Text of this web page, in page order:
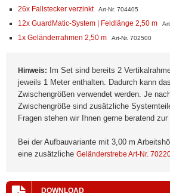
26x Fallstecker verzinkt Art-Nr. 704405
12x GuardMatic-System | Feldlänge 2,50 m
1x Geländerrahmen 2,50 m Art-Nr. 702500
Hinweis:
Im Set sind bereits 2
jeweils 1 Meter enthalten. Dadurch kann
Zwischengrößen verwendet werden. Je
Zwischengröße sind zusätzliche
Fragen stehen wir Ihnen gerne beratend zur
Bei der Aufbauvariante mit 3,00 m
eine zusätzliche Geländerstrebe Art-Nr.
DOWNLOAD